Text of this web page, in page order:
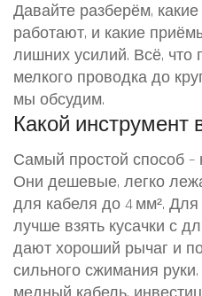
Давайте разберём,
работают, и какие
лишних усилий. Всё, что
мелкого проводка до
мы обсудим.
Какой инструмент
Самый простой способ
Они дешевые, легко
для кабеля до 4 мм².
лучше взять кусачки с
дают хороший рычаг и
сильного сжимания